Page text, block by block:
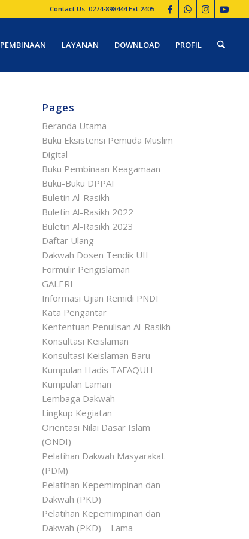
Contact Us: 0274-898444 Ext.2405
PEMBINAAN LAYANAN DOWNLOAD PROFIL
Pages
Beranda Utama
Buku Eksistensi Pemuda Muslim
Digital
Buku Pembinaan Keagamaan
Buku-Buku DPPAI
Buletin Al-Rasikh
Buletin Al-Rasikh 2022
Buletin Al-Rasikh 2023
Daftar Ulang
Dakwah Dosen Tendik UII
Formulir Pengislaman
GALERI
Informasi Ujian Remidi PNDI
Kata Pengantar
Kententuan Penulisan Al-Rasikh
Konsultasi Keislaman
Konsultasi Keislaman Baru
Kumpulan Hadis TAFAQUH
Kumpulan Laman
Lembaga Dakwah
Lingkup Kegiatan
Orientasi Nilai Dasar Islam
(ONDI)
Pelatihan Dakwah Masyarakat
(PDM)
Pelatihan Kepemimpinan dan
Dakwah (PKD)
Pelatihan Kepemimpinan dan
Dakwah (PKD) – Lama